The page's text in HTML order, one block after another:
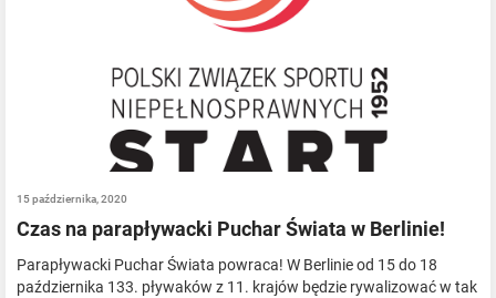
15 października, 2020
Czas na parapływacki Puchar Świata w Berlinie!
Parapływacki Puchar Świata powraca! W Berlinie od 15 do 18
października 133. pływaków z 11. krajów będzie rywalizować w tak